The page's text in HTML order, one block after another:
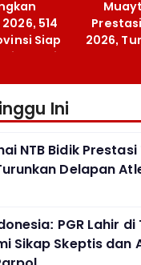
514
Siap
di Bekasi
2026,
Atlet
Ini
NTB Bidik
Delapan
PGR Lahir
Sikap Skeptis dan